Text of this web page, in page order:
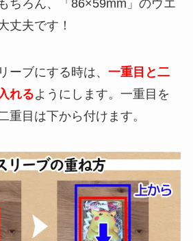
ちろん、「86×59mm」のウエ
丈夫です！
ーブにする時は、 一重目と二
れるようにします。一重目を
重目は下から付けます。